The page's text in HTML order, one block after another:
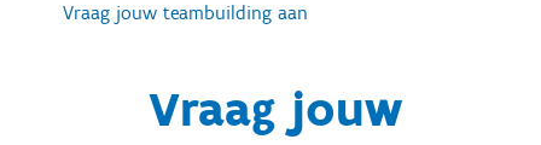
Vraag jouw teambuilding aan
Vraag jouw